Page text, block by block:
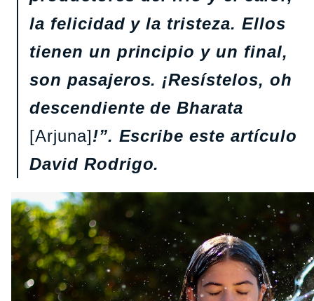
la felicidad y la tristeza. Ellos
tienen un principio y un final,
son pasajeros. ¡Resístelos, oh
descendiente de Bharata
[Arjuna]!”. Escribe este artículo
David Rodrigo.